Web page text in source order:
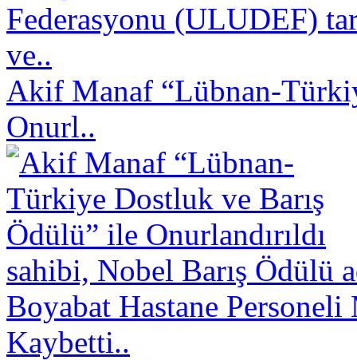
Federasyonu (ULUDEF)
ve..
Akif Manaf “Lübnan-
Onurl..
sahibi, Nobel Barış Ödülü
Boyabat Hastane Personeli
Kaybetti..